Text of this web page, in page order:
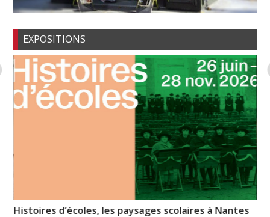
EXPOSITIONS
Histoires d’écoles, les paysages scolaires à Nantes